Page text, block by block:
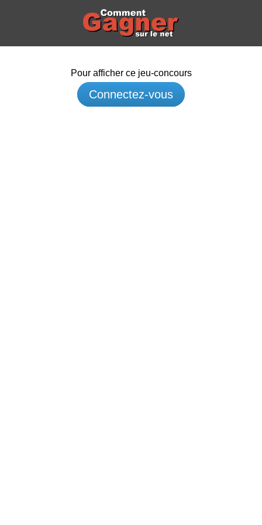
Pour afficher ce jeu-concours
Connectez-vous